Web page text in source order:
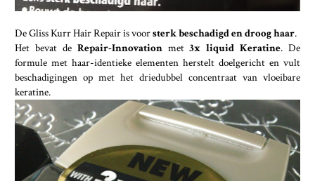
De Gliss Kurr Hair Repair is voorsterk beschadigd en droog haar.
Het bevat deRepair-Innovationmet3x liquid Keratine. De
formule met haar-identieke elementen herstelt doelgericht en vult
beschadigingen op met het driedubbel concentraat van vloeibare
keratine.